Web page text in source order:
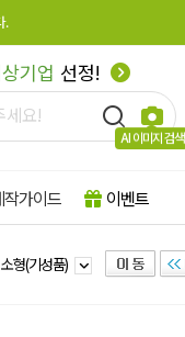
.
기업 선정!
AI 이미지 검색
작가이드 이벤트
형(기성품)